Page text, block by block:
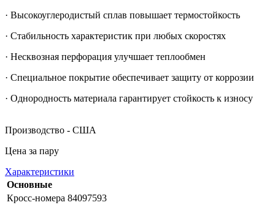
· Высокоуглеродистый сплав повышает термостойкость
· Стабильность характеристик при любых скоростях
· Несквозная перфорация улучшает теплообмен
· Специальное покрытие обеспечивает защиту от коррозии
· Однородность материала гарантирует стойкость к износу
Производство - США
Цена за пару
Характеристики
Основные
Кросс-номера 84097593